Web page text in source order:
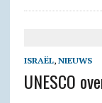
ISRAËL, NIEUWS
UNESCO